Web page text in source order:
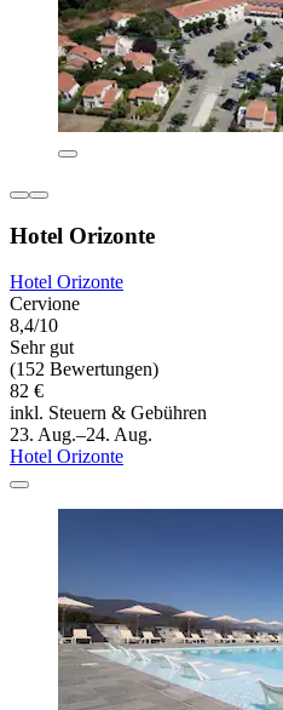
Hotel Orizonte
Hotel Orizonte
Cervione
8,4/10
Sehr gut
(152 Bewertungen)
82 €
inkl. Steuern & Gebühren
23. Aug.–24. Aug.
Hotel Orizonte